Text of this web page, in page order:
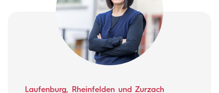
Laufenburg, Rheinfelden und Zurzach